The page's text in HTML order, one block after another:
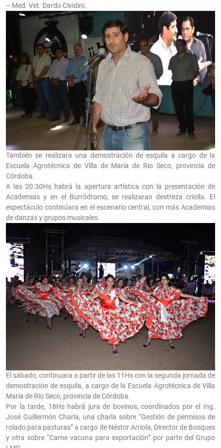
– Med. Vet. Dardo Cividini.
También se realizara una demostración de esquila a cargo de la
Escuela Agrotécnica de Villa de María de Río Seco, provincia de
Córdoba.
A las 20.30Hs habrá la apertura artística con la presentación de
Academias y en el Burródromo, se realizaran destreza criolla. El
espectáculo continúara en el escenario central, con más Academias
de danzas y grupos musicales.
El sábado, continuara a partir de las 11Hs con la segunda jornada de
demostración de esquila, a cargo de la Escuela Agrotécnica de Villa
María de Río Seco, provincia de Córdoba.
Por la tarde, 18Hs habrá jura de bovinos, coordinados por el Ing.
José Guillermón Charla, una charla sobre “Gestión de permisos de
rolado para pasturas” a cargo de Néstor Arriola, Director de Bosques
y otra sobre “Carne vacuna para exportación” por parte del Grupo